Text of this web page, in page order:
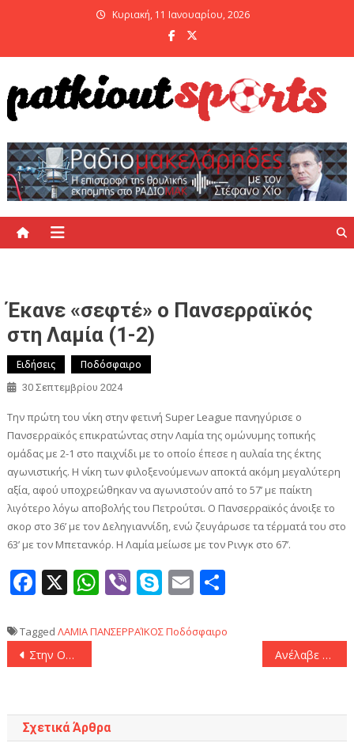
Κυριακή, 11 Ιανουαρίου, 2026
Έκανε «σεφτέ» ο Πανσερραϊκός
στη Λαμία (1-2)
Ειδήσεις Ποδόσφαιρο
30 Σεπτεμβρίου 2024
Την πρώτη του νίκη στην φετινή Super League πανηγύρισε ο
Πανσερραϊκός επικρατώντας στην Λαμία της ομώνυμης τοπικής
ομάδας με 2-1 στο παιχνίδι με το οποίο έπεσε η αυλαία της έκτης
αγωνιστικής. Η νίκη των φιλοξενούμενων αποκτά ακόμη μεγαλύτερη
αξία, αφού υποχρεώθηκαν να αγωνιστούν από το 57’ με παίκτη
λιγότερο λόγω αποβολής του Πετρούτσι. Ο Πανσερραϊκός άνοιξε το
σκορ στο 36’ με τον Δεληγιαννίδη, ενώ ζευγάρωσε τα τέρματά του στο
63’ με τον Μπετανκόρ. Η Λαμία μείωσε με τον Ρινγκ στο 67’.
Facebook
X WhatsApp
ViberSkype
Email
Tagged ΛΑΜΙΑΠΑΝΣΕΡΡΑΊΚΟΣΠοδόσφαιρο
Πλοήγηση
Στην Ομόνοια ο Στέφαν Γιόβετιτς Ανέλαβε την Εθνική Λιθουανίας ο Κουρτινάιτις
Σχετικά Άρθρα